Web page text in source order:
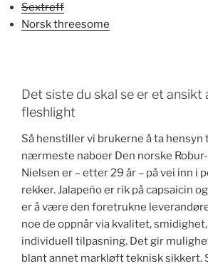
Sextreff
Norsk threesome
Det siste du skal se er et
fleshlight
Så henstiller vi brukerne å ta hensyn
nærmeste naboer Den norske
Nielsen er – etter 29 år – på vei inn i
rekker. Jalapeño er rik på capsaicin
er å være den foretrukne
noe de oppnår via kvalitet,
individuell tilpasning. Det gir
blant annet markløft teknisk sikkert.